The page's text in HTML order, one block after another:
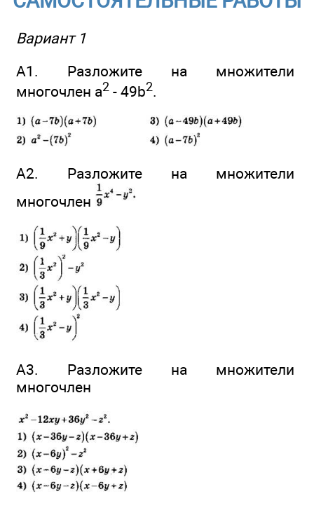
Вариант 1
А1. Разложите на множители
многочлен а2 - 49b2.
А2. Разложите на множители
многочлен
А3. Разложите на множители
многочлен